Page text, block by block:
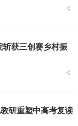
斩获三创赛乡村振
研重塑中高考复读